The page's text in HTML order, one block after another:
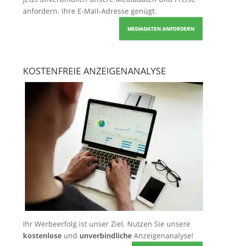
anfordern. Ihre E-Mail-Adresse genügt.
MEDIADATEN ANFORDERN
KOSTENFREIE ANZEIGENANALYSE
Ihr Werbeerfolg ist unser Ziel. Nutzen Sie unsere
kostenloseund unverbindlicheAnzeigenanalyse!